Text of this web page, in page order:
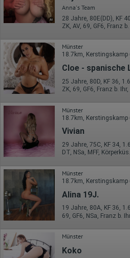
auch an Dritte übertragen, sofern
vorgeschrieben wird oder, soweit
von Google verarbeiten. Die IP-
oder in anderen Vertragsstaaten
Europäischen Wirtschaftsraum
Daten anonym erhoben werden. Nur
volle IP-Adresse an einen Server von
übertragen und dort gekürzt. Die von
übermittelte IP-Adresse wird nicht
zusammengeführt.
Erhobene Informationen zum
Herkunft (Land und Stadt)
Sprache
Betriebssystem
Gerät (PC, Tablet-PC oder
Browser und alle verwendeten
Besucherquelle (Facebook,
verweisende Webseite)
Welche Dateien wurden
Welche Videos angeschaut?
Wurden Werbebanner angeklickt?
Wohin ging der Besucher? Klickte
Portals oder hat er sie komplett
Wie lange blieb der Besucher?
Ort der Verarbeitung:
Europäische Union & USA
Anna's Team
ZK, AV, 69, GF6, Franz
Münster
18.7km, Kerstingskamp
Cloe - spanische
Münster
18.7km, Kerstingskamp
Vivian
29 Jahre, 75C, KF 34,
DT, NSa, MFF,
Münster
18.7km, Kerstingskamp
Alina 19J.
19 Jahre, 80A, KF 36,
Münster
Koko